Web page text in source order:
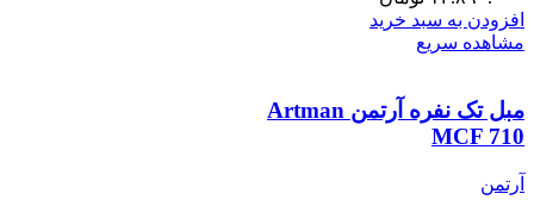
افزودن به سبد خرید
مشاهده سریع
مبل تک نفره آرتمن Artman
MCF 710
آرتمن